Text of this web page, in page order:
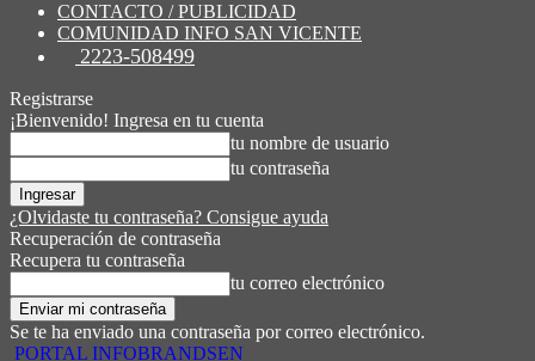
CONTACTO / PUBLICIDAD
COMUNIDAD INFO SAN VICENTE
2223-508499
Registrarse
¡Bienvenido! Ingresa en tu cuenta
tu nombre de usuario
tu contraseña
¿Olvidaste tu contraseña? Consigue ayuda
Recuperación de contraseña
Recupera tu contraseña
tu correo electrónico
Se te ha enviado una contraseña por correo electrónico.
PORTAL INFOBRANDSEN